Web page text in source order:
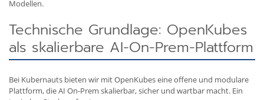
Modellen.
Technische Grundlage: OpenKubes
als skalierbare AI-On-Prem-Plattform
Bei Kubernauts bieten wir mit OpenKubes eine offene und modulare
Plattform, die AI On-Prem skalierbar, sicher und wartbar macht. Ein